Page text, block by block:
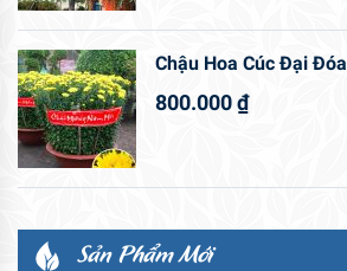
Chậu Hoa Cúc Đại Đóa
800.000₫
Sản Phẩm Mới